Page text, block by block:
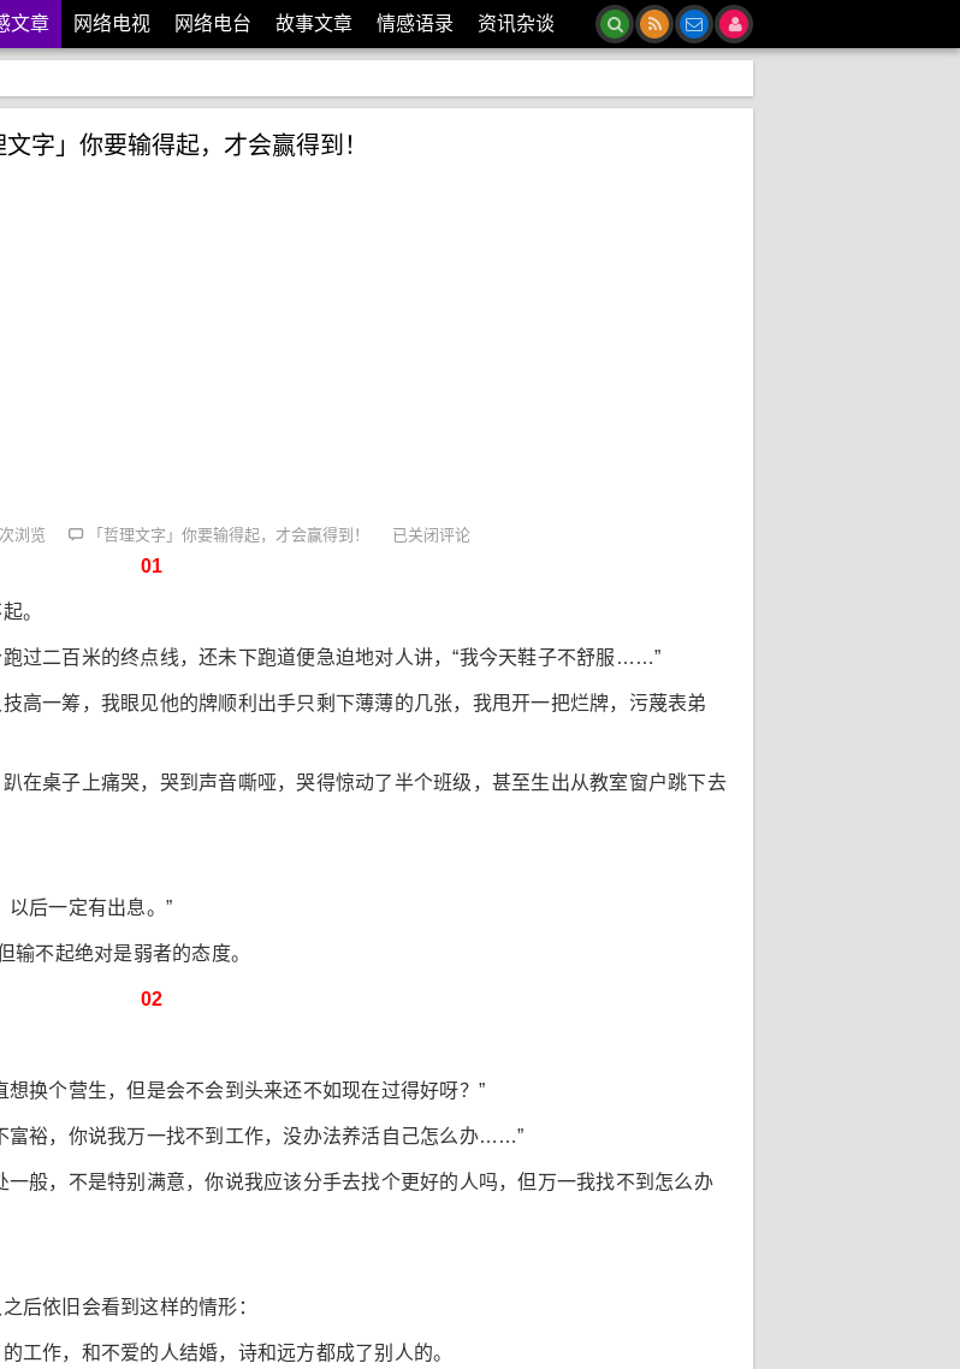
文章 网络电视 网络电台 故事文章 情感语录 资讯杂谈
文字」你要输得起，才会赢得到！
浏览 「哲理文字」你要输得起，才会赢得到！ 已关闭评论
01
。
过二百米的终点线，还未下跑道便急迫地对人讲，“我今天鞋子不舒服……”
高一筹，我眼见他的牌顺利出手只剩下薄薄的几张，我甩开一把烂牌，污蔑表弟
在桌子上痛哭，哭到声音嘶哑，哭得惊动了半个班级，甚至生出从教室窗户跳下去
以后一定有出息。”
输不起绝对是弱者的态度。
02
换个营生，但是会不会到头来还不如现在过得好呀？”
富裕，你说我万一找不到工作，没办法养活自己怎么办……”
般，不是特别满意，你说我应该分手去找个更好的人吗，但万一我找不到怎么办
后依旧会看到这样的情形：
工作，和不爱的人结婚，诗和远方都成了别人的。